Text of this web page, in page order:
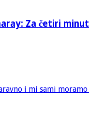
Za četiri
i mi sami